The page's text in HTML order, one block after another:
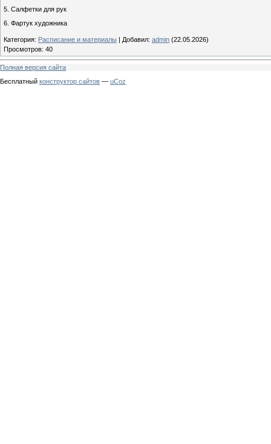
5. Салфетки для рук
6. Фартук художника
Категория: Расписание и материалы | Добавил: admin (22.05.2026)
Просмотров: 40
Полная версия сайта
Бесплатный конструктор сайтов — uCoz